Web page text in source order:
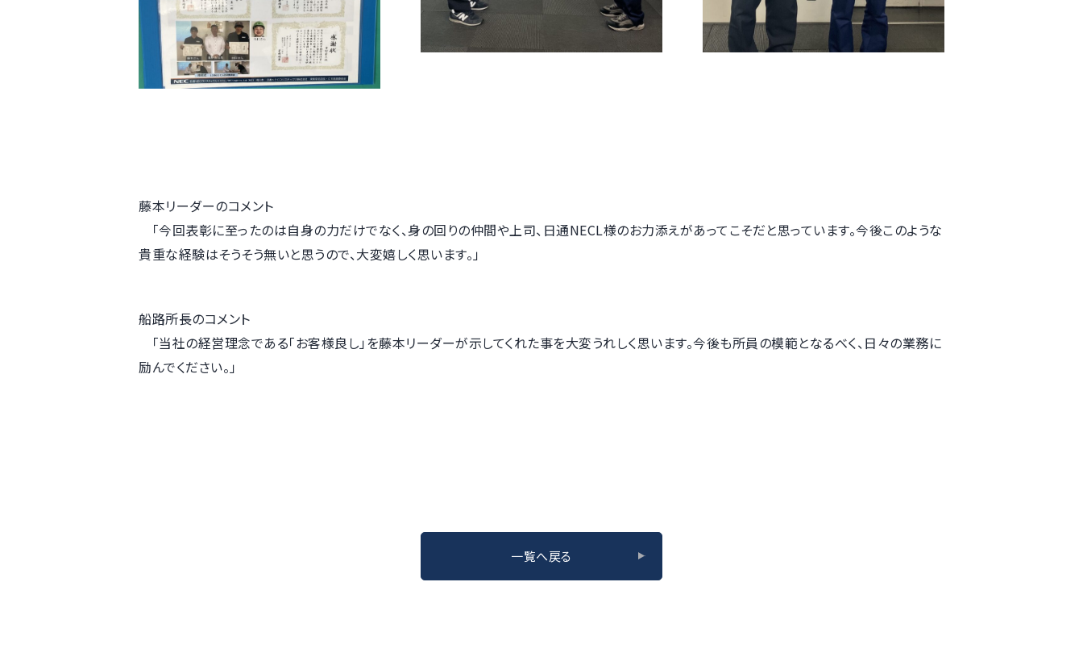
藤本リーダーのコメント
「今回表彰に至ったのは自身の力だけでなく、身の回りの仲間や上司、日通NECL様のお力添えがあってこそだと思っています。今後このような
貴重な経験はそうそう無いと思うので、大変嬉しく思います。」
船路所長のコメント
「当社の経営理念である「お客様良し」を藤本リーダーが示してくれた事を大変うれしく思います。今後も所員の模範となるべく、日々の業務に
励んでください。」
一覧へ戻る